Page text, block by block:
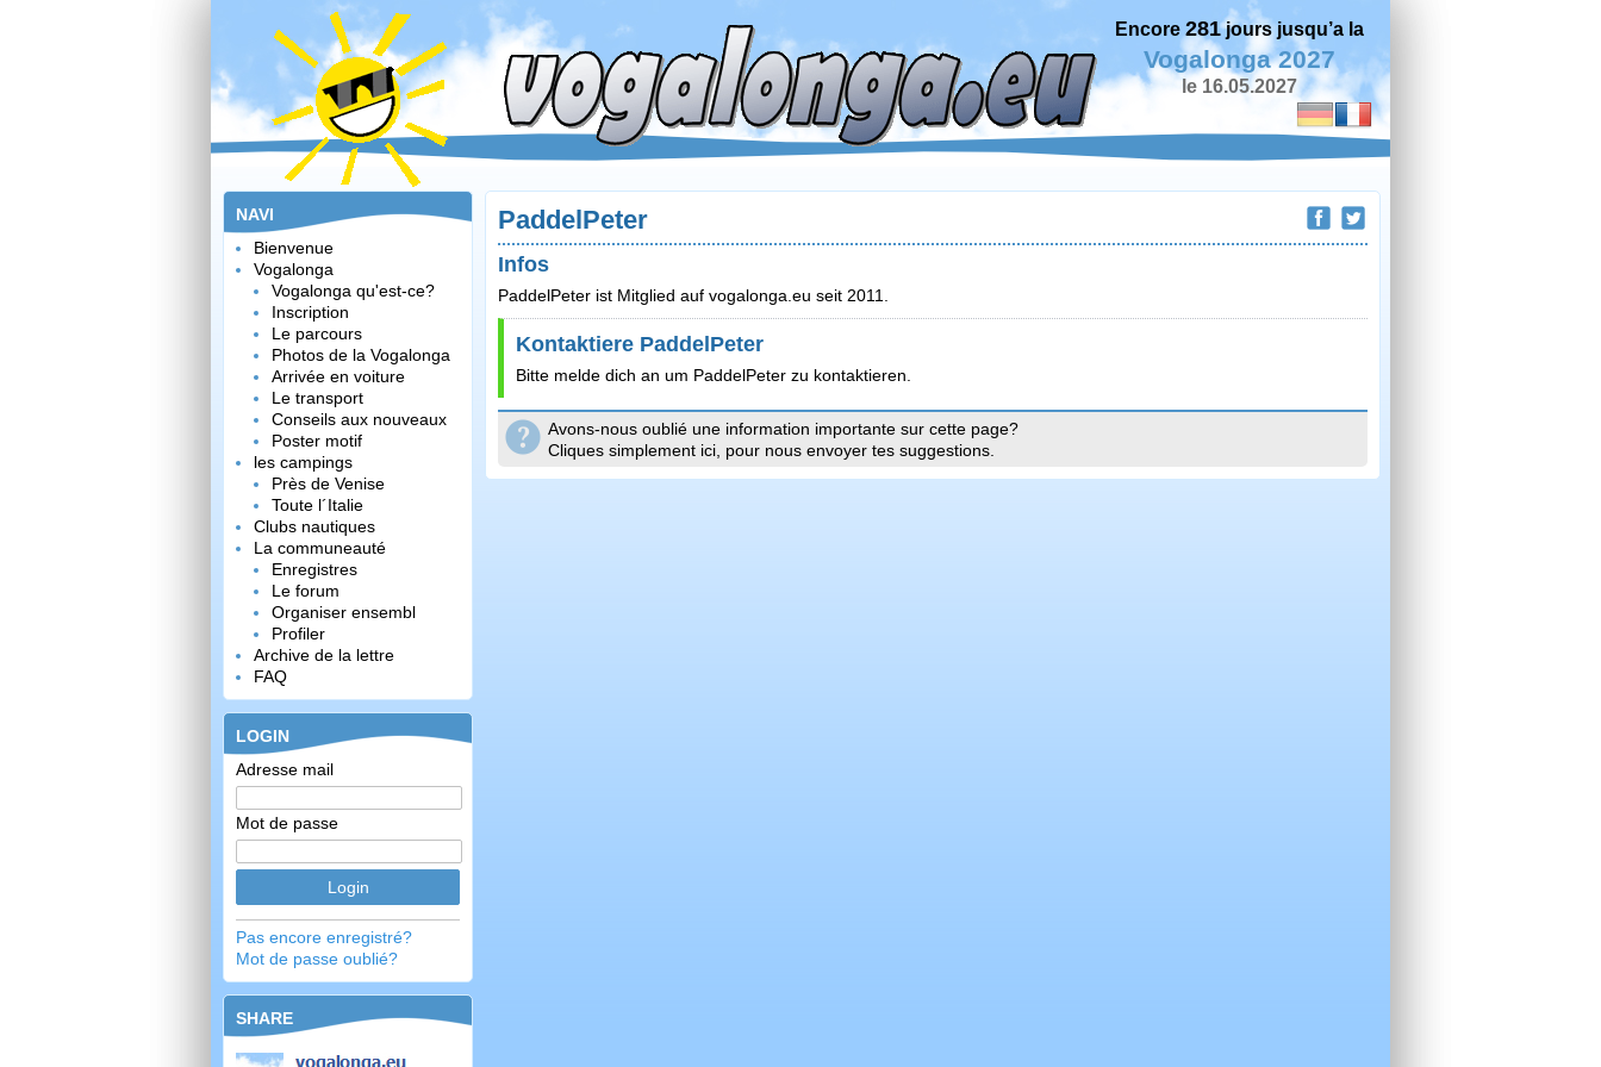
Encore 281jours jusqu’a la
Vogalonga 2027
le 16.05.2027
NAVI
Bienvenue
Vogalonga
Vogalonga qu'est-ce?
Inscription
Le parcours
Photos de la Vogalonga
Arrivée en voiture
Le transport
Conseils aux nouveaux
Poster motif
les campings
Près de Venise
Toute l´Italie
Clubs nautiques
La communeauté
Enregistres
Le forum
Organiser ensembl
Profiler
Archive de la lettre
FAQ
LOGIN
Adresse mail
Mot de passe
Pas encore enregistré?
Mot de passe oublié?
SHARE
PaddelPeter
Infos
PaddelPeter ist Mitglied auf vogalonga.eu seit 2011.
Kontaktiere PaddelPeter
Bitte melde dich an um PaddelPeter zu kontaktieren.
Avons-nous oublié une information importante sur cette page?
Cliques simplement ici, pour nous envoyer tes suggestions.